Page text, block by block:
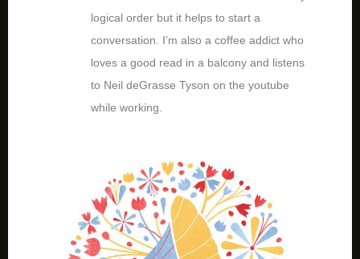
logical order but it helps to start a
conversation. I’m also a coffee addict who
loves a good read in a balcony and listens
to Neil deGrasse Tyson on the youtube
while working.